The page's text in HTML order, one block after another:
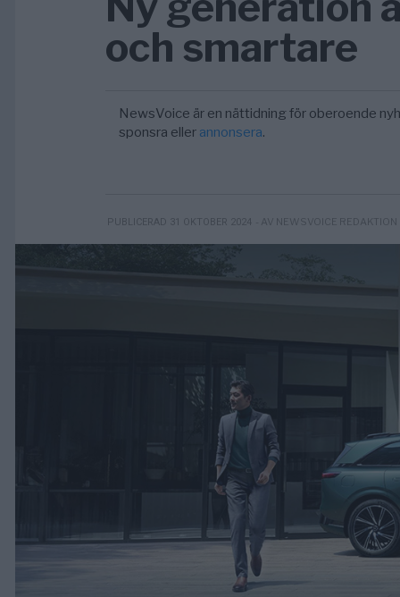
och smartare
NewsVoice är en nättidning för oberoende
sponsra eller annonsera.
PUBLICERAD 31 OKTOBER 2024 - AV NEWSVOICE REDAKTION